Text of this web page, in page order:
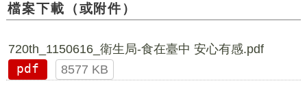
檔案下載（或附件）
720th_1150616_衛生局-食在臺中 安心有感.pdf
pdf
8577 KB